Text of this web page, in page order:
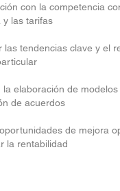
con la competencia
y las tarifas
las tendencias clave y el
la elaboración de
de acuerdos
de mejora
la rentabilidad